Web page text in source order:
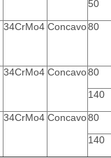
50
34CrMo4 Concavo80
34CrMo4 Concavo80
140
34CrMo4 Concavo80
140